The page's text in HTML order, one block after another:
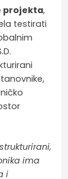
projekta,
testirati
ima
i